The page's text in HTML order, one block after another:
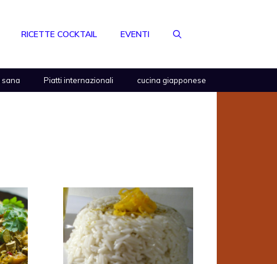
RICETTE COCKTAIL EVENTI
sana Piatti internazionali cucina giapponese